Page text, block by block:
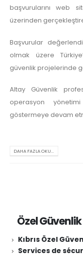
başvurularını web
üzerinden
Başvurular
olmak üzere
güvenlik projelerinde
Altay Güvenlik
operasyon
göstermeye devam
DAHA FAZLA OKU...
Özel Güvenlik
Kıbrıs Özel
Services de